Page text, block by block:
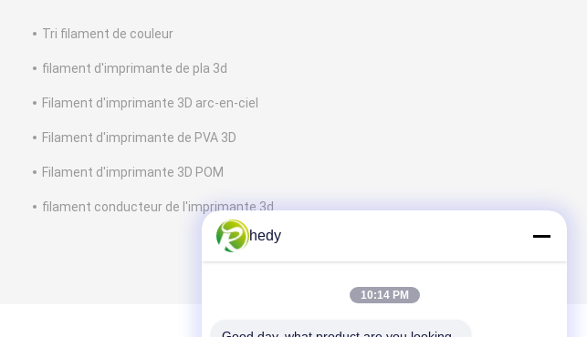
Tri filament de couleur
filament d'imprimante de pla 3d
Filament d'imprimante 3D arc-en-ciel
Filament d'imprimante de PVA 3D
Filament d'imprimante 3D POM
filament conducteur de l'imprimante 3d
hedy
10:14 PM